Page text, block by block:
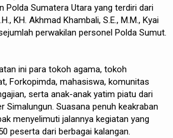
Polda Sumatera Utara yang terdiri dari
KH. Akhmad Khambali, S.E., M.M., Kyai
perwakilan personel Polda Sumut.
ini para tokoh agama, tokoh
Forkopimda, mahasiswa, komunitas
serta anak-anak yatim piatu dari
Simalungun. Suasana penuh keakraban
menyelimuti jalannya kegiatan yang
peserta dari berbagai kalangan.